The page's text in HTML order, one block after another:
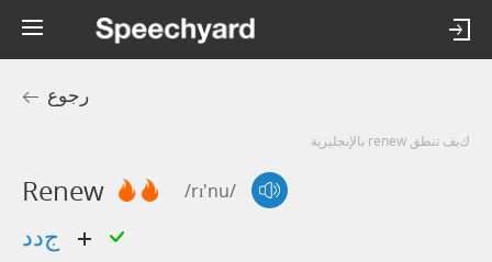
رجوع
كيف تنطق renew بالإنجليزية
Renew /rɪ'nu/